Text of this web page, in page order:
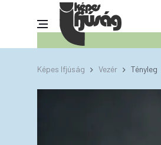
Képes Ifjúság Vezér Tényleg